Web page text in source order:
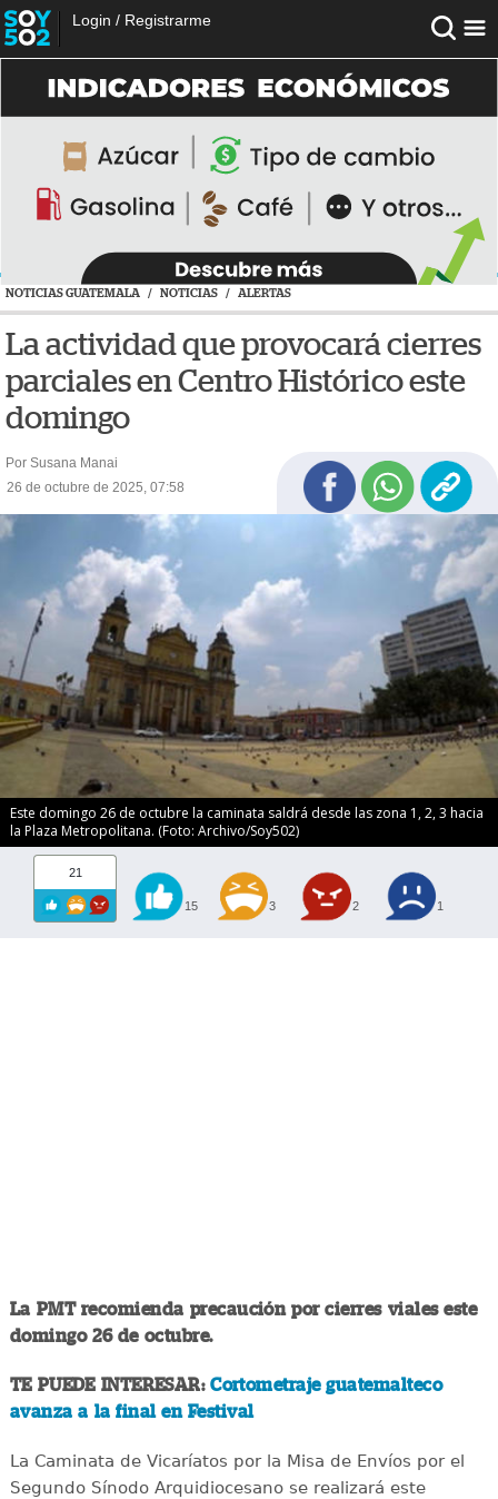
Login / Registrarme
NOTICIAS GUATEMALA / NOTICIAS / ALERTAS
La actividad que provocará cierres
parciales en Centro Histórico este
domingo
Por Susana Manai
26 de octubre de 2025, 07:58
Este domingo 26 de octubre la caminata saldrá desde las zona 1, 2, 3 hacia
la Plaza Metropolitana. (Foto: Archivo/Soy502)
21
15 3 2 1
La PMT recomienda precaución por cierres viales este
domingo 26 de octubre.
TE PUEDE INTERESAR:Cortometraje guatemalteco
avanza a la final en Festival
La Caminata de Vicaríatos por la Misa de Envíos por el
Segundo Sínodo Arquidiocesano se realizará este